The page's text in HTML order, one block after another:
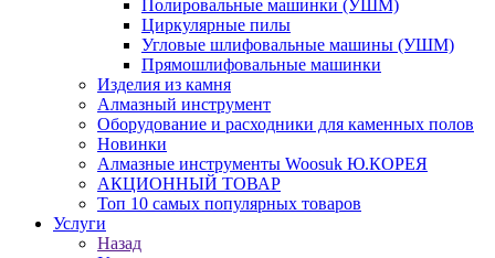
Полировальные машинки (УШМ)
Циркулярные пилы
Угловые шлифовальные машины (УШМ)
Прямошлифовальные машинки
Изделия из камня
Алмазный инструмент
Оборудование и расходники для каменных полов
Новинки
Алмазные инструменты Woosuk Ю.КОРЕЯ
АКЦИОННЫЙ ТОВАР
Топ 10 самых популярных товаров
Услуги
Назад